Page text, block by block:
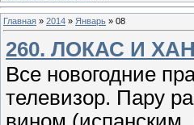
Главная » 2014 » Январь » 08
260. ЛОКАС И
Все новогодние
телевизор. Пару